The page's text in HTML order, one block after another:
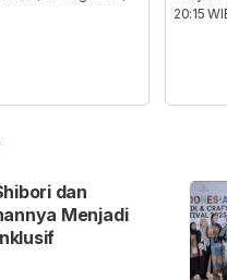
20:15
dan
Menjadi